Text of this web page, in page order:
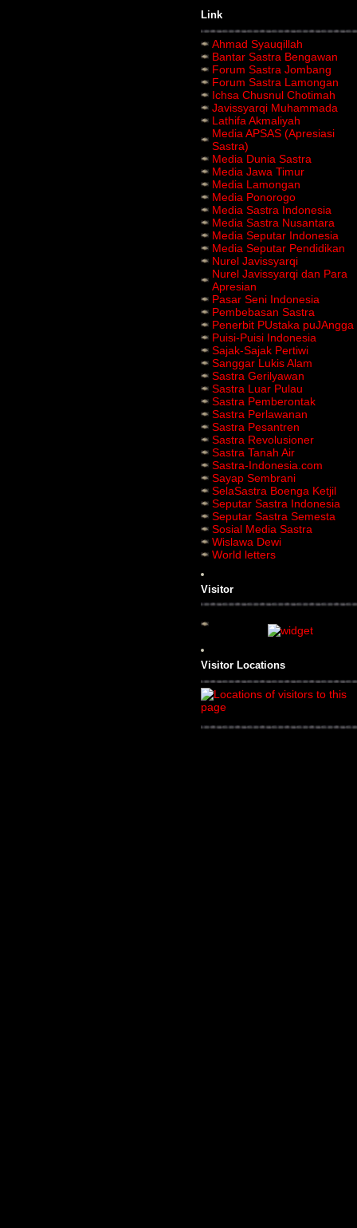
Link
Ahmad Syauqillah
Bantar Sastra Bengawan
Forum Sastra Jombang
Forum Sastra Lamongan
Ichsa Chusnul Chotimah
Javissyarqi Muhammada
Lathifa Akmaliyah
Media APSAS (Apresiasi
Sastra)
Media Dunia Sastra
Media Jawa Timur
Media Lamongan
Media Ponorogo
Media Sastra Indonesia
Media Sastra Nusantara
Media Seputar Indonesia
Media Seputar Pendidikan
Nurel Javissyarqi
Nurel Javissyarqi dan Para
Apresian
Pasar Seni Indonesia
Pembebasan Sastra
Penerbit PUstaka puJAngga
Puisi-Puisi Indonesia
Sajak-Sajak Pertiwi
Sanggar Lukis Alam
Sastra Gerilyawan
Sastra Luar Pulau
Sastra Pemberontak
Sastra Perlawanan
Sastra Pesantren
Sastra Revolusioner
Sastra Tanah Air
Sastra-Indonesia.com
Sayap Sembrani
SelaSastra Boenga Ketjil
Seputar Sastra Indonesia
Seputar Sastra Semesta
Sosial Media Sastra
Wislawa Dewi
World letters
Visitor
Visitor Locations